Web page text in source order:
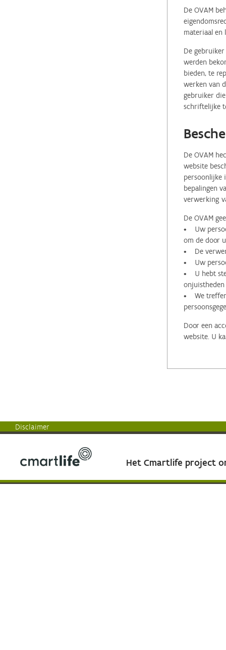
De OVAM
materiaal en
De
werden
bieden, te
werken van
gebruiker
schriftelijke
De OVAM
website
persoonlijke
bepalingen
verwerking
De OVAM
• Uw
om de door
• De
• Uw
• U hebt
onjuistheden
• We treffen
Door een
website. U
Disclaimer
Het Cmartlife project